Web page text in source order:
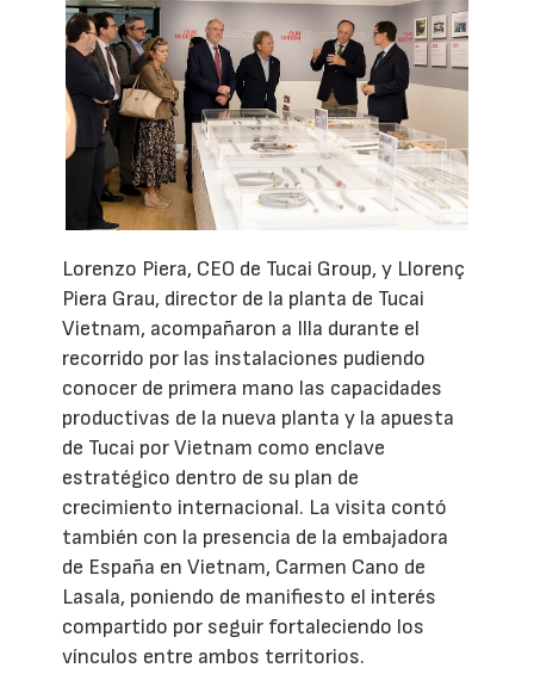
Lorenzo Piera, CEO de Tucai Group, y Llorenç
Piera Grau, director de la planta de Tucai
Vietnam, acompañaron a Illa durante el
recorrido por las instalaciones pudiendo
conocer de primera mano las capacidades
productivas de la nueva planta y la apuesta
de Tucai por Vietnam como enclave
estratégico dentro de su plan de
crecimiento internacional. La visita contó
también con la presencia de la embajadora
de España en Vietnam, Carmen Cano de
Lasala, poniendo de manifiesto el interés
compartido por seguir fortaleciendo los
vínculos entre ambos territorios.